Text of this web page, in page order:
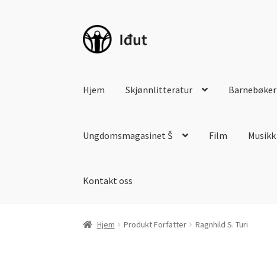
Hopp
til
Hopp
til
Hjem Skjønnlitteratur Barnebøker
Ungdomsmagasinet Š Film Musikk
Kontakt oss
Hjem Produkt Forfatter Ragnhild S. Turi